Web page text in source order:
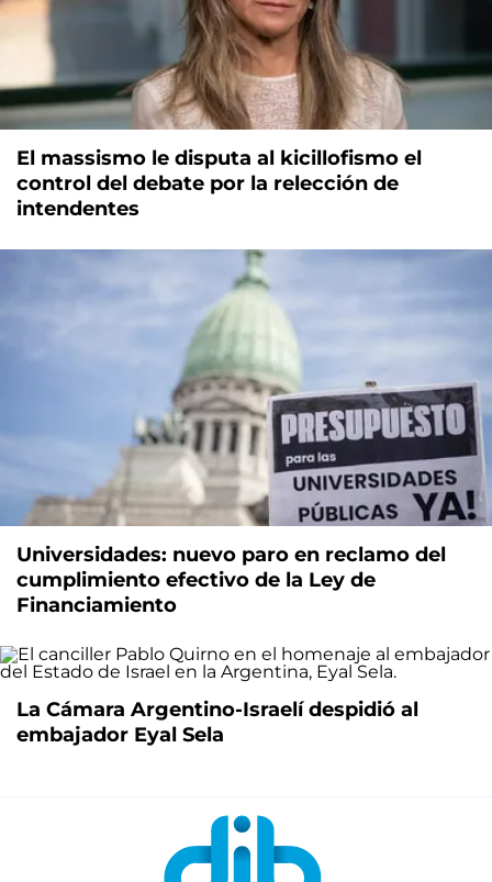
El massismo le disputa al kicillofismo el
control del debate por la relección de
intendentes
Universidades: nuevo paro en reclamo del
cumplimiento efectivo de la Ley de
Financiamiento
La Cámara Argentino-Israelí despidió al
embajador Eyal Sela